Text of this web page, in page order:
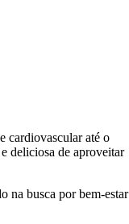
cardiovascular até o
deliciosa de aproveitar
na busca por bem-estar